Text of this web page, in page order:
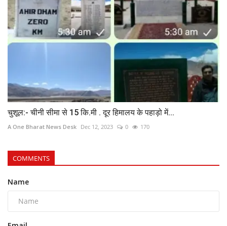
चुशूल:- चीनी सीमा से 15 कि.मी . दूर हिमालय के पहाड़ो में...
A One Bharat News Desk Dec 12, 2023 0 170
COMMENTS
Name